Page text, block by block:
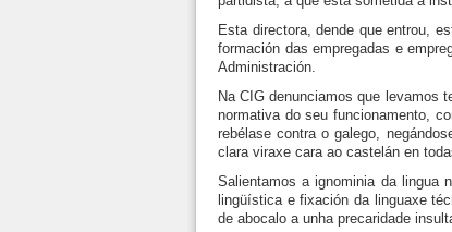
Esta directora, dende que entrou,
formación das empregadas e
Administración.
Na CIG denunciamos que levamos
normativa do seu funcionamento,
rebélase contra o galego,
clara viraxe cara ao castelán en
Salientamos a ignominia da lingua
lingüística e fixación da linguaxe
de abocalo a unha precaridade